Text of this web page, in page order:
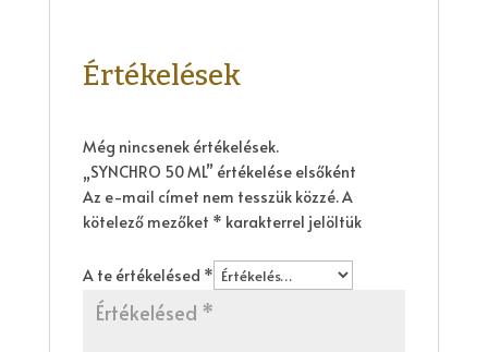
Értékelések
Még nincsenek értékelések.
„SYNCHRO 50 ML” értékelése elsőként
Az e-mail címet nem tesszük közzé.A
kötelező mezőket * karakterrel jelöltük
A te értékelésed *